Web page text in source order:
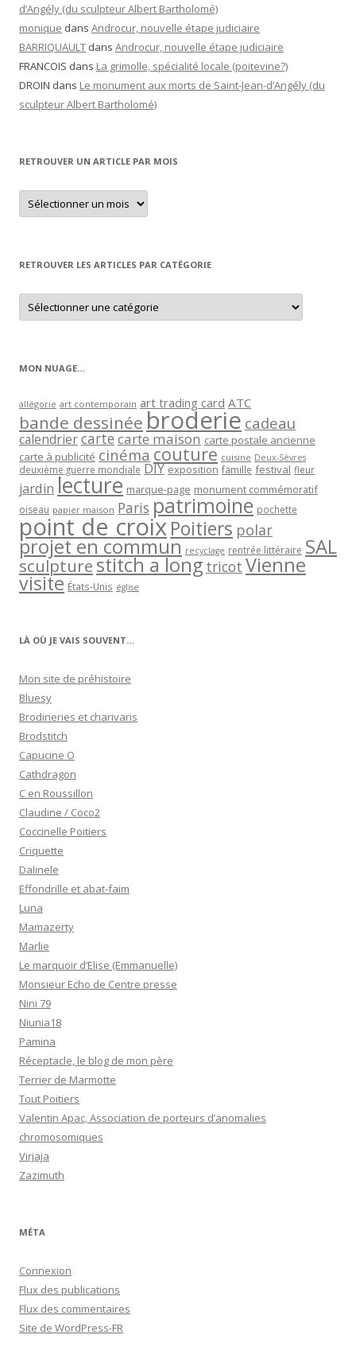
d’Angély (du sculpteur Albert Bartholomé)
monique dans Androcur, nouvelle étape judiciaire
BARRIQUAULT dans Androcur, nouvelle étape judiciaire
FRANCOIS dans La grimolle, spécialité locale (poitevine?)
DROIN dans Le monument aux morts de Saint-Jean-d’Angély (du
sculpteur Albert Bartholomé)
RETROUVER UN ARTICLE PAR MOIS
Retrouver
un
article
RETROUVER LES ARTICLES PAR CATÉGORIE
Retrouver
les
articles
MON NUAGE…
allégorie art contemporain art trading card ATC
bande dessinée broderie cadeau
calendriercartecarte maison carte postale ancienne
carte à publicité cinéma couture cuisine Deux-Sèvres
deuxième guerre mondiale DIY exposition famille festival fleur
jardin lecture marque-page monument commémoratif
oiseau papier maison Paris patrimoine pochette
point de croixPoitiers polar
projet en commun recyclage rentrée littéraire SAL
sculpturestitch a long tricot Vienne
visite États-Unis église
LÀ OÙ JE VAIS SOUVENT…
Mon site de préhistoire
Bluesy
Brodineries et charivaris
Brodstitch
Capucine O
Cathdragon
C en Roussillon
Claudine / Coco2
Coccinelle Poitiers
Criquette
Dalinele
Effondrille et abat-faim
Luna
Mamazerty
Marlie
Le marquoir d’Elise (Emmanuelle)
Monsieur Echo de Centre presse
Nini 79
Niunia18
Pamina
Réceptacle, le blog de mon père
Terrier de Marmotte
Tout Poitiers
Valentin Apac, Association de porteurs d’anomalies
chromosomiques
Virjaja
Zazimuth
MÉTA
Connexion
Flux des publications
Flux des commentaires
Site de WordPress-FR